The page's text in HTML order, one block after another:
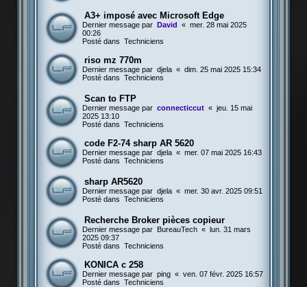
A3+ imposé avec Microsoft Edge
Dernier message par David « mer. 28 mai 2025
00:26
Posté dans Techniciens
riso mz 770m
Dernier message par djela « dim. 25 mai 2025 15:34
Posté dans Techniciens
Scan to FTP
Dernier message par connecticcut « jeu. 15 mai
2025 13:10
Posté dans Techniciens
code F2-74 sharp AR 5620
Dernier message par djela « mer. 07 mai 2025 16:43
Posté dans Techniciens
sharp AR5620
Dernier message par djela « mer. 30 avr. 2025 09:51
Posté dans Techniciens
Recherche Broker pièces copieur
Dernier message par BureauTech « lun. 31 mars
2025 09:37
Posté dans Techniciens
KONICA c 258
Dernier message par ping « ven. 07 févr. 2025 16:57
Posté dans Techniciens